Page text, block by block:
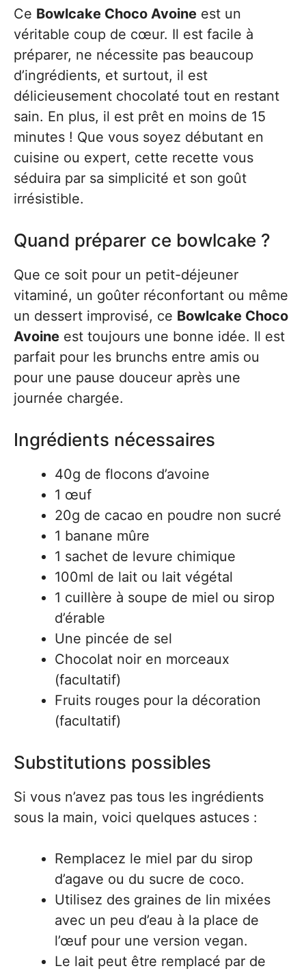
Ce Bowlcake Choco Avoine est un
véritable coup de cœur. Il est facile à
préparer, ne nécessite pas beaucoup
d’ingrédients, et surtout, il est
délicieusement chocolaté tout en restant
sain. En plus, il est prêt en moins de 15
minutes ! Que vous soyez débutant en
cuisine ou expert, cette recette vous
séduira par sa simplicité et son goût
irrésistible.
Quand préparer ce bowlcake ?
Que ce soit pour un petit-déjeuner
vitaminé, un goûter réconfortant ou même
un dessert improvisé, ce Bowlcake Choco
Avoine est toujours une bonne idée. Il est
parfait pour les brunchs entre amis ou
pour une pause douceur après une
journée chargée.
Ingrédients nécessaires
40g de flocons d’avoine
1 œuf
20g de cacao en poudre non sucré
1 banane mûre
1 sachet de levure chimique
100ml de lait ou lait végétal
1 cuillère à soupe de miel ou sirop
d’érable
Une pincée de sel
Chocolat noir en morceaux
(facultatif)
Fruits rouges pour la décoration
(facultatif)
Substitutions possibles
Si vous n’avez pas tous les ingrédients
sous la main, voici quelques astuces :
Remplacez le miel par du sirop
d’agave ou du sucre de coco.
Utilisez des graines de lin mixées
avec un peu d’eau à la place de
l’œuf pour une version vegan.
Le lait peut être remplacé par de